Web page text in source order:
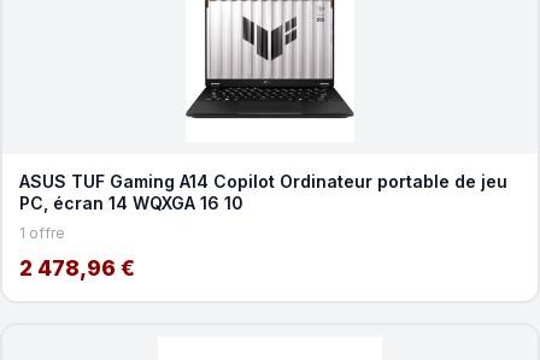
ASUS TUF Gaming A14 Copilot Ordinateur portable de jeu
PC, écran 14 WQXGA 16 10
1 offre
2 478,96 €